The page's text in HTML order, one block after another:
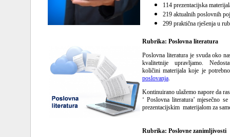
114 prezentacijska
219 aktualnih poslovnih
299 praktična rješenja u
Rubrika: Poslovna literatura
Poslovna literatura je svuda oko
kvalitetnije upravljamo.
količini materijala koje je
poslovanja.
Kontinuirano ulažemo napore da
‘ Poslovna literatura’ mjesečno
prezentacijskim materijalom za
Rubrika: Poslovne zanimljivosti